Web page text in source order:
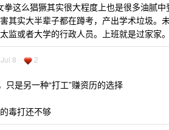
拳这么猖獗其实很大程度上也是很多油腻
其实大半辈子都在蹲考，产出学术垃圾。
监或者大学的行政人员。上班就是过家家
Jul 8 2
只是另一种“打工”赚资历的选择
毒打还不够